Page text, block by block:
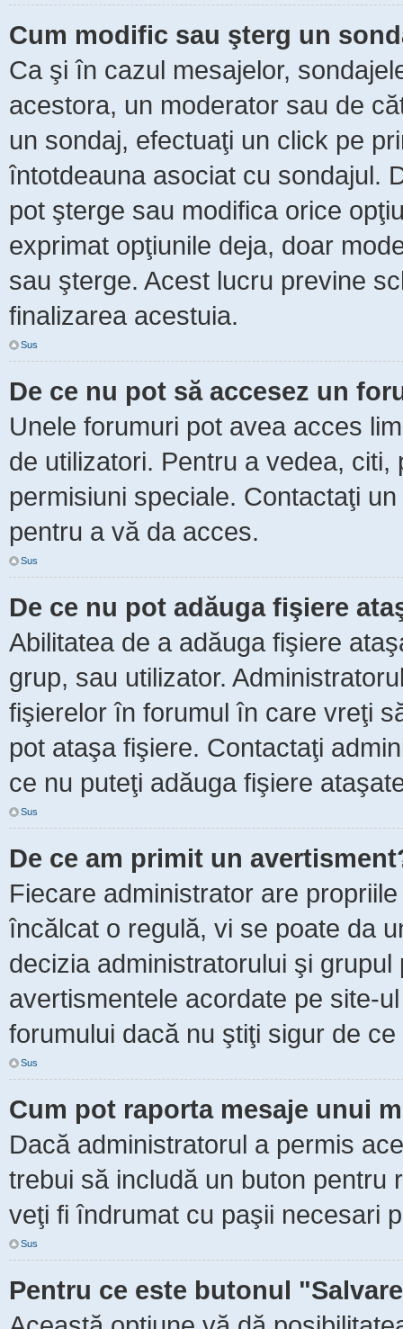
Cum modific sau şterg un
Ca şi în cazul mesajelor,
acestora, un moderator sau de
un sondaj, efectuaţi un click pe
întotdeauna asociat cu sondajul.
pot şterge sau modifica orice
exprimat opţiunile deja, doar
sau şterge. Acest lucru previne
finalizarea acestuia.
Sus
De ce nu pot să accesez un
Unele forumuri pot avea acces
de utilizatori. Pentru a vedea,
permisiuni speciale. Contactaţi
pentru a vă da acces.
Sus
De ce nu pot adăuga fişiere
Abilitatea de a adăuga fişiere
grup, sau utilizator.
fişierelor în forumul în care vreţi
pot ataşa fişiere. Contactaţi
ce nu puteţi adăuga fişiere
Sus
De ce am primit un
Fiecare administrator are
încălcat o regulă, vi se poate da
decizia administratorului şi
avertismentele acordate pe site-
forumului dacă nu ştiţi sigur de
Sus
Cum pot raporta mesaje unui
Dacă administratorul a permis
trebui să includă un buton pentru
veţi fi îndrumat cu paşii necesari
Sus
Pentru ce este butonul